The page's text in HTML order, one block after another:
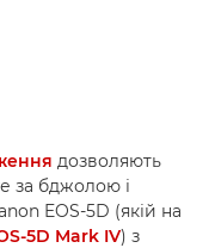
дозволяють
за бджолою і
EOS-5D (якій на
5D Mark IV) з